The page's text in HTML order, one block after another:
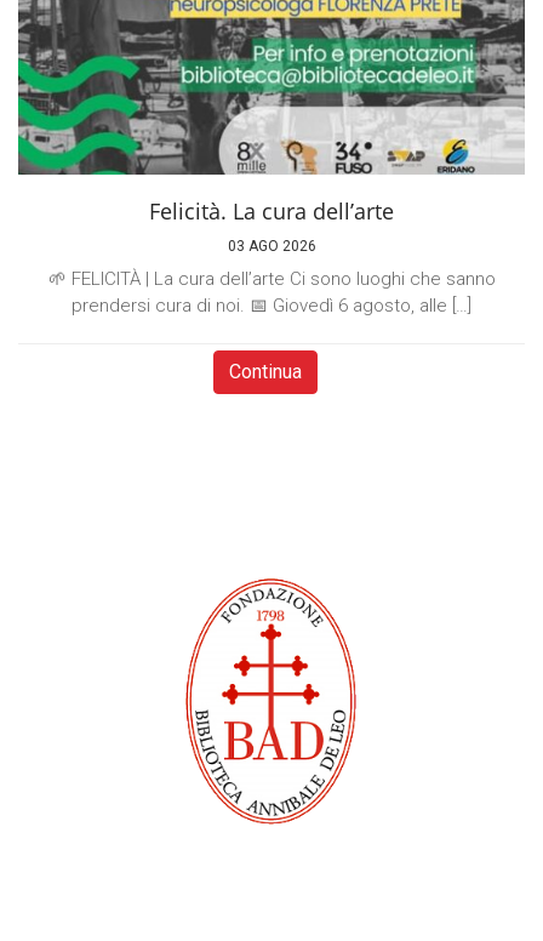
Felicità. La cura dell’arte
03 AGO 2026
🌱 FELICITÀ | La cura dell’arte Ci sono luoghi che sanno
prendersi cura di noi. 📅 Giovedì 6 agosto, alle […]
Continua